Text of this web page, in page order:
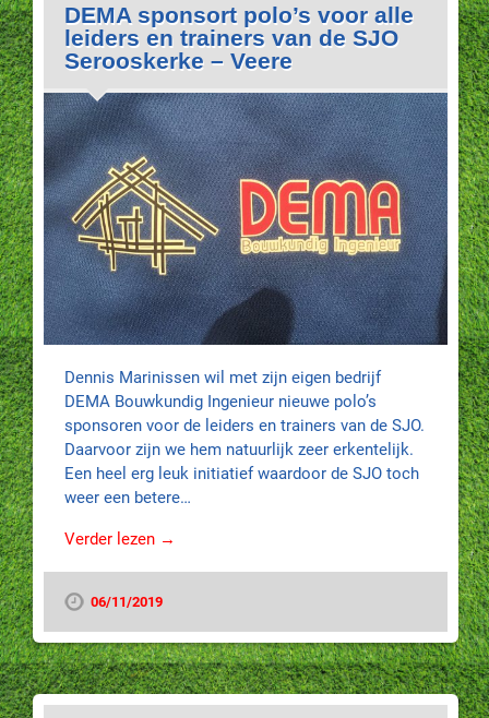
DEMA sponsort polo’s voor alle
leiders en trainers van de SJO
Serooskerke – Veere
Dennis Marinissen wil met zijn eigen bedrijf
DEMA Bouwkundig Ingenieur nieuwe polo’s
sponsoren voor de leiders en trainers van de SJO.
Daarvoor zijn we hem natuurlijk zeer erkentelijk.
Een heel erg leuk initiatief waardoor de SJO toch
weer een betere…
Verder lezen →
06/11/2019